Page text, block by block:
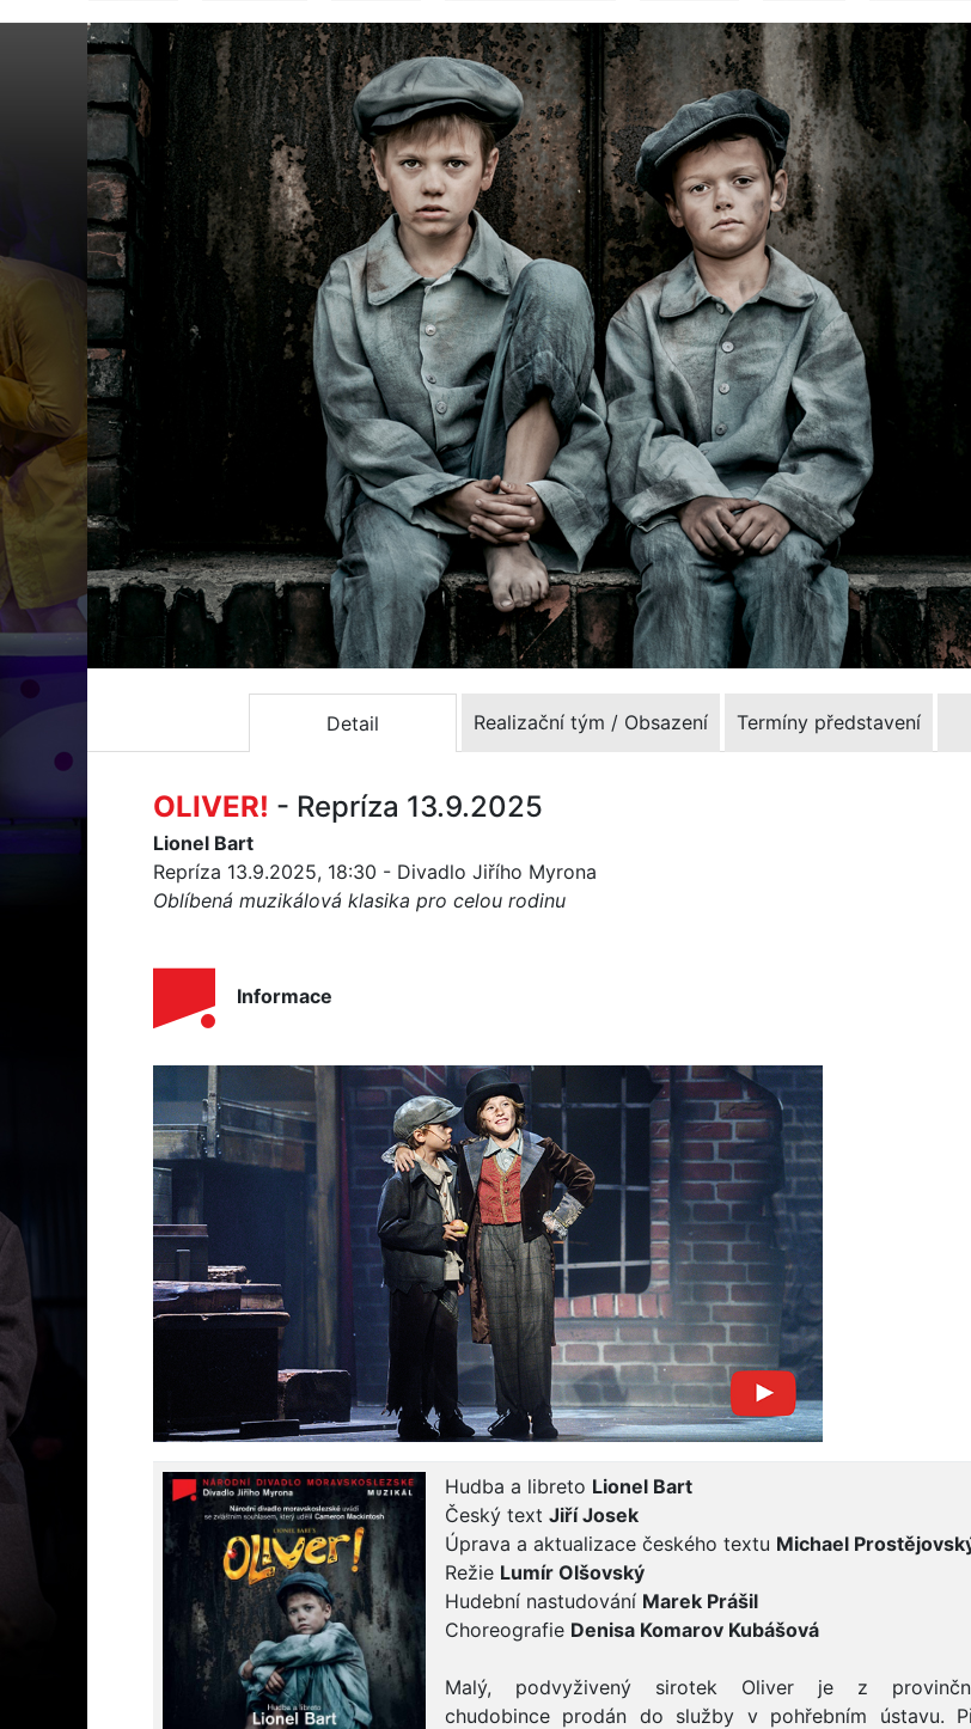
Detail Realizační tým / Obsazení Termíny představení
OLIVER! - Repríza 13.9.2025
Lionel Bart
Repríza 13.9.2025, 18:30 - Divadlo Jiřího Myrona
Oblíbená muzikálová klasika pro celou rodinu
Informace
Hudba a libreto Lionel Bart
Český text Jiří Josek
Úprava a aktualizace českého textu Michael
Režie Lumír Olšovský
Hudební nastudování Marek Prášil
Choreografie Denisa Komarov Kubášová
Malý, podvyživený sirotek Oliver je z
chudobince prodán do služby v pohřebním ústavu.